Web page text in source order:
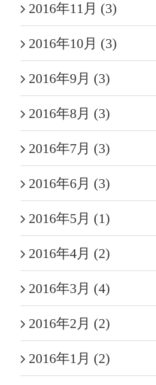
2016年11月 (3)
2016年10月 (3)
2016年9月 (3)
2016年8月 (3)
2016年7月 (3)
2016年6月 (3)
2016年5月 (1)
2016年4月 (2)
2016年3月 (4)
2016年2月 (2)
2016年1月 (2)